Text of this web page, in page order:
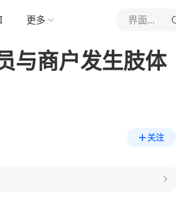
更多 界面新闻
与商户发生肢体
关注